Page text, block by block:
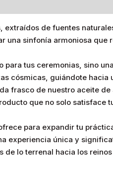
de fuentes
sinfonía armoniosa que
tus ceremonias, sino
cósmicas, guiándote
frasco de nuestro aceite
que no solo satisface
para expandir tu
experiencia única y
lo terrenal hacia los